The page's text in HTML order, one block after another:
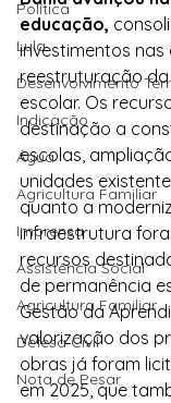
Política
Lula
Desenvolvimento
Indicação
Água
Agricultura Familiar
Imprensa
Assistência Social
Agricultura Familiar
Defesa Civil
Nota de Pesar
educação,
investimentos
reestruturação
escolar. Os
destinação a
escolas,
unidades
quanto a
infraestrutura
recursos
de permanência
Gestão da
valorização dos
obras já foram
em 2025, que